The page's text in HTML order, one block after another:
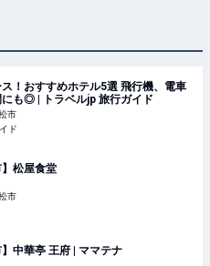
！おすすめホテル5選 飛行機、電車
も◎ | トラベルjp 旅行ガイド
市
ド
】松屋食堂
市
】中華亭 王府 | ママテナ